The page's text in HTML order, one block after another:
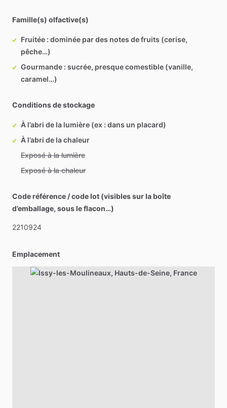
Famille(s) olfactive(s)
Fruitée : dominée par des notes de fruits (cerise,
pêche…)
Gourmande : sucrée, presque comestible (vanille,
caramel…)
Conditions de stockage
À l’abri de la lumière (ex : dans un placard)
À l’abri de la chaleur
Exposé à la lumière
Exposé à la chaleur
Code référence / code lot (visibles sur la boîte
d’emballage, sous le flacon…)
2210924
Emplacement